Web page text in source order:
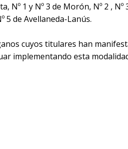
Nº 1 y Nº 3 de Morón, Nº 2 , Nº
5 de Avellaneda-Lanús.
cuyos titulares han
implementando esta